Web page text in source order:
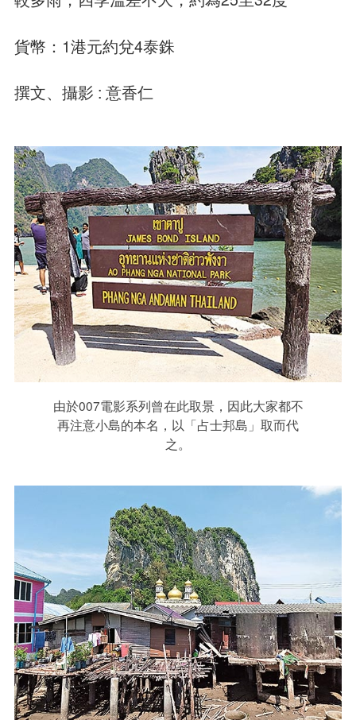
貨幣：1港元約兌4泰銖
撰文、攝影 : 意香仁
由於007電影系列曾在此取景，因此大家都不
再注意小島的本名，以「占士邦島」取而代
之。